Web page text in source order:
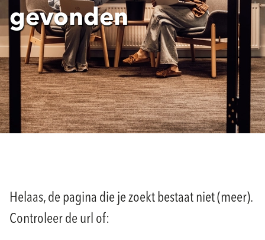
gevonden
Helaas, de pagina die je zoekt bestaat niet (meer).
Controleer de url of: